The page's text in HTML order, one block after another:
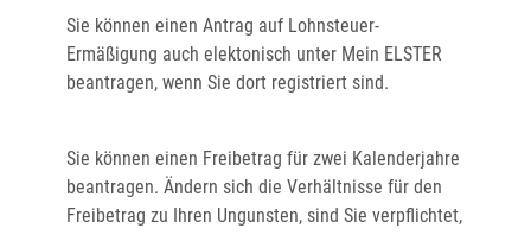
Sie können einen Antrag auf Lohnsteuer-
Ermäßigung auch elektonisch unter Mein ELSTER
beantragen, wenn Sie dort registriert sind.
Sie können einen Freibetrag für zwei Kalenderjahre
beantragen. Ändern sich die Verhältnisse für den
Freibetrag zu Ihren Ungunsten, sind Sie verpflichtet,